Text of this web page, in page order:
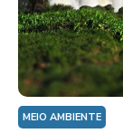
MEIO AMBIENTE